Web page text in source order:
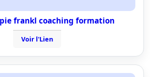
frankl coaching formation
Voir l'Lien